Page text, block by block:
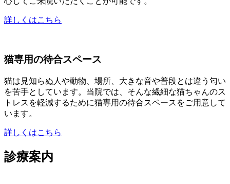
詳しくはこちら
猫専用の待合スペース
猫は見知らぬ人や動物、場所、大きな音や普段とは違う匂い
を苦手としています。当院では、そんな繊細な猫ちゃんのス
トレスを軽減するために猫専用の待合スペースをご用意して
います。
詳しくはこちら
診療案内